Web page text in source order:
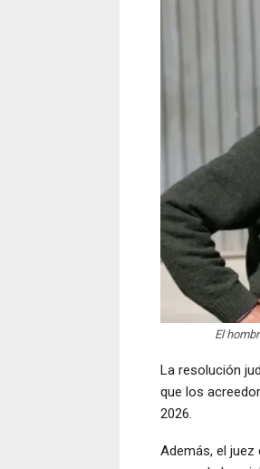
El
La resolución
que los
2026.
Además, el juez